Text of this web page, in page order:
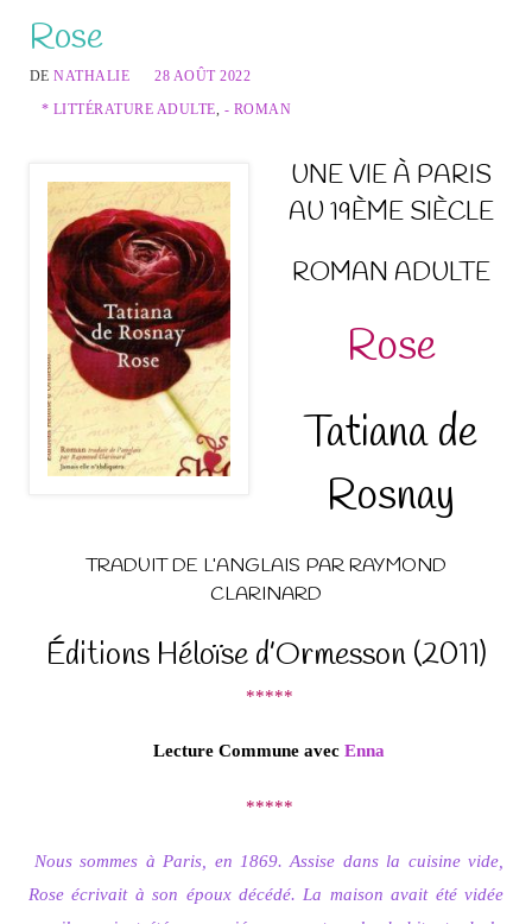
Rose
DENATHALIE
28 AOÛT 2022
* LITTÉRATURE ADULTE, - ROMAN
UNE VIE À PARIS
AU 19ÈME SIÈCLE
ROMAN ADULTE
Rose
Tatiana de
Rosnay
TRADUIT DE L’ANGLAIS PAR RAYMOND
CLARINARD
Éditions Héloïse d’Ormesson (2011)
*****
Lecture Commune avec Enna
*****
Nous sommes à Paris, en 1869. Assise dans la cuisine vide,
Rose écrivait à son époux décédé. La maison avait été vidée